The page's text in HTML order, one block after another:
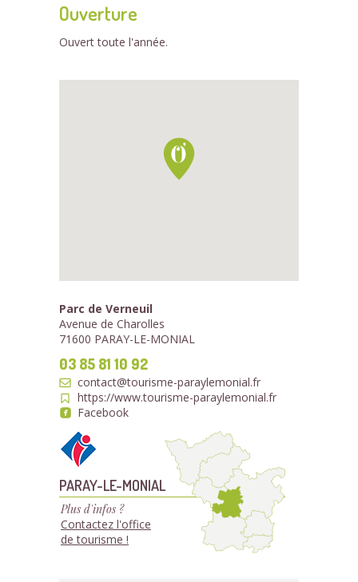
Ouverture
Ouvert toute l'année.
Parc de Verneuil
Avenue de Charolles
71600 PARAY-LE-MONIAL
03 85 81 10 92
contact@tourisme-paraylemonial.fr
https://www.tourisme-paraylemonial.fr
Facebook
PARAY-LE-MONIAL
Plus d'infos ?
Contactez l'office
de tourisme !